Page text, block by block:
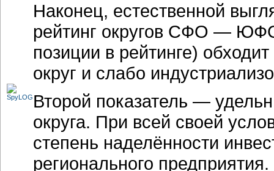
Наконец, естественной
рейтинг округов СФО —
позиции в рейтинге)
округ и слабо
Второй показатель —
округа. При всей своей
степень наделённости
регионального предприятия.